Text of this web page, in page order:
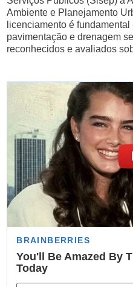
Ambiente e Planejamento
licenciamento é
pavimentação e drenagem
reconhecidos e avaliados